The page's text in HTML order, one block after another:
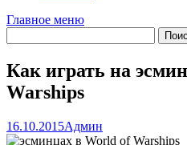
Главное меню
Как играть на
Warships
16.10.2015Админ